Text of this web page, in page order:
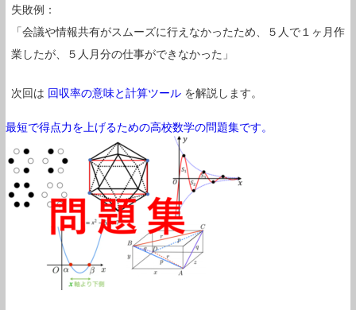
失敗例：
「会議や情報共有がスムーズに行えなかったため、５人で１ヶ月作
業したが、５人月分の仕事ができなかった」
次回は 回収率の意味と計算ツール を解説します。
最短で得点力を上げるための高校数学の問題集です。